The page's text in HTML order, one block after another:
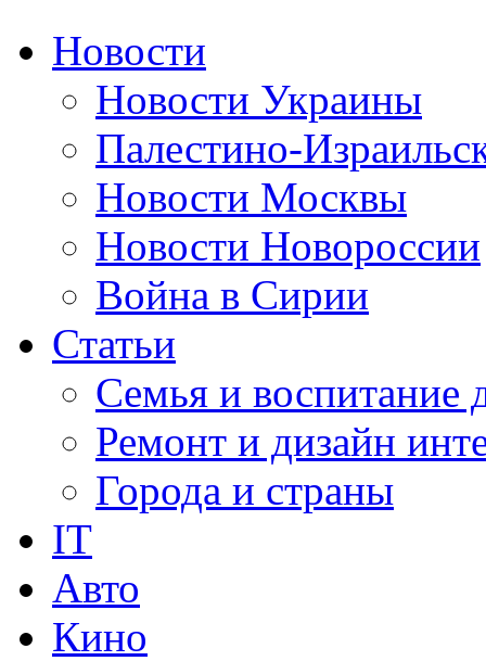
Новости
Новости Украины
Палестино-
Новости Москвы
Новости Новороссии
Война в Сирии
Статьи
Семья и воспитание
Ремонт и дизайн
Города и страны
IT
Авто
Кино